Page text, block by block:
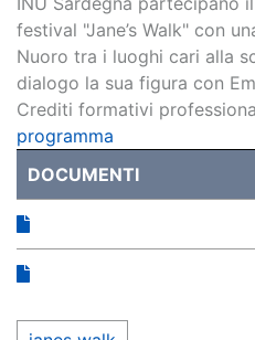
festival "Jane’s Walk" con
Nuoro tra i luoghi cari alla
dialogo la sua figura con
Crediti formativi
programma
DOCUMENTI